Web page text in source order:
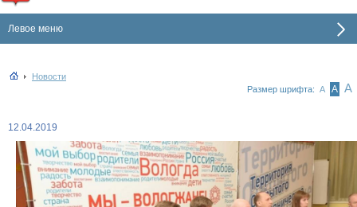
Левое меню
Новости
Размер шрифта: А А А
12.04.2019